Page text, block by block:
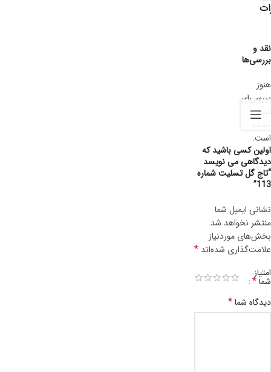
نقد و
بررسی‌ها
هنوز
بررسی‌ای
ثبت
است.
اولین کسی باشید که
دیدگاهی می نویسد
“تاج گل تسلیت شماره
113”
نشانی ایمیل شما
منتشر نخواهد شد.
بخش‌های موردنیاز
علامت‌گذاری شده‌اند *
امتیاز
شما*
دیدگاه شما*